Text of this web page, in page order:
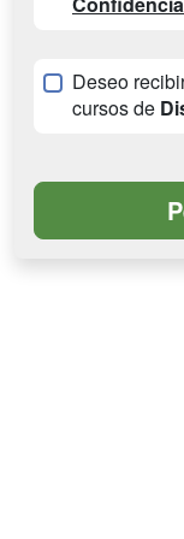
Deseo
cursos de